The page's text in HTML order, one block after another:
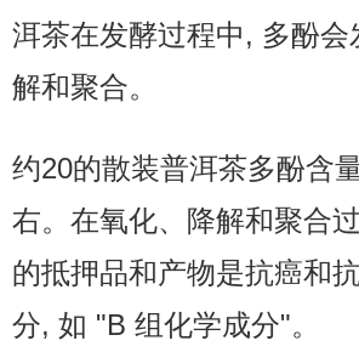
洱茶在发酵过程中, 多酚会
解和聚合。
约20的散装普洱茶多酚含
右。在氧化、降解和聚合
的抵押品和产物是抗癌和
分, 如 "B 组化学成分"。